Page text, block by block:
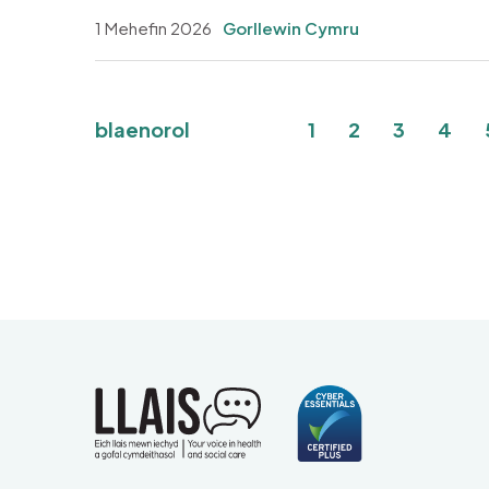
1 Mehefin 2026 Gorllewin Cymru
Pagination
blaenorol Tudalen
1 Current page
2 Tudalen
3 4